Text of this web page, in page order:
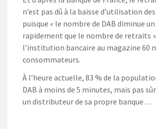
n’est pas dû à la baisse d’utilisation
puisque « le nombre de DAB diminue
rapidement que le nombre de retraits
l’institution bancaire au magazine 60
consommateurs.
À l’heure actuelle, 83 % de la
DAB à moins de 5 minutes, mais pas
un distributeur de sa propre banque…